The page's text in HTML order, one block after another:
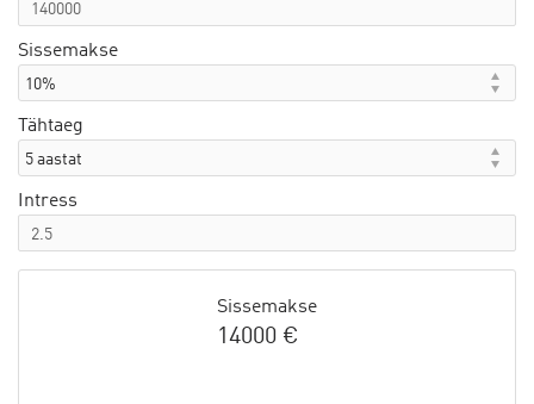
Sissemakse
Tähtaeg
Intress
Sissemakse
14000 €